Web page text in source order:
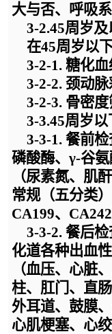
大与否、呼吸系
3-2.45周岁
在45周岁以
3-2-1. 糖化
3-2-2. 颈动脉
3-2-3. 骨密度
3-3.45周岁以
3-3-1. 餐前
磷酸酶、 γ-谷
（尿素氮、肌
常规（五分类
CA199、
3-3-2. 餐后
化道各种出血
（血压、心脏
柱、肛门、直
外耳道、鼓膜
心肌梗塞、心